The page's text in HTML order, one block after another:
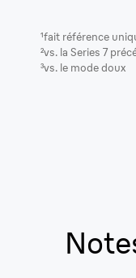
¹fait référence
²vs. la Series 7
³vs. le mode doux